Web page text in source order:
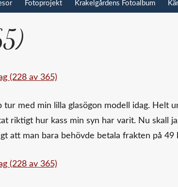
Fotoprojekt Krakelgårdens Fotoalbum
med min lilla glasögon modell idag. Helt
riktigt hur kass min syn har varit. Nu skall
att man bara behövde betala frakten på 49